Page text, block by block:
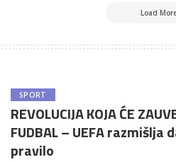
Load
SPORT
REVOLUCIJA KOJA ĆE
FUDBAL – UEFA razmišlja
pravilo